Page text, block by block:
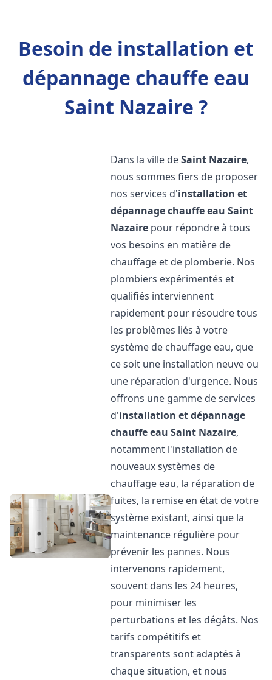
Besoin de installation et
dépannage chauffe eau
Saint Nazaire ?
Dans la ville deSaint Nazaire,
nous sommes fiers de proposer
nos services d'installation et
dépannage chauffe eau Saint
Nazaire pour répondre à tous
vos besoins en matière de
chauffage et de plomberie. Nos
plombiers expérimentés et
qualifiés interviennent
rapidement pour résoudre tous
les problèmes liés à votre
système de chauffage eau, que
ce soit une installation neuve ou
une réparation d'urgence. Nous
offrons une gamme de services
d'installation et dépannage
chauffe eau Saint Nazaire,
notamment l'installation de
nouveaux systèmes de
chauffage eau, la réparation de
fuites, la remise en état de votre
système existant, ainsi que la
maintenance régulière pour
prévenir les pannes. Nous
intervenons rapidement,
souvent dans les 24 heures,
pour minimiser les
perturbations et les dégâts. Nos
tarifs compétitifs et
transparents sont adaptés à
chaque situation, et nous